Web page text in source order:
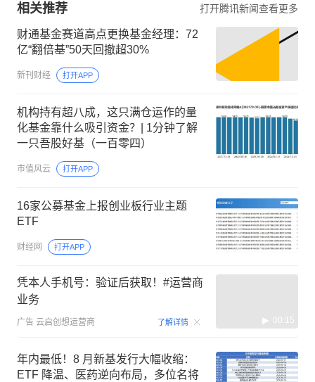
相关推荐 打开腾讯新闻查看更多
财通基金赛道高点更换基金经理：72
亿“翻倍基”50天回撤超30%
新刊财经 打开APP
机构持有超八成，这只满仓运作的量
化基金靠什么吸引资金？| 1分钟了解
一只吾股好基（一百零四）
市值风云 打开APP
16家公募基金上报创业板行业主题
ETF
财经网 打开APP
凭本人手机号：验证后获取！#运营商
业务
广告 云启创想运营商 了解详情 00:15
年内最低！8 月新基发行大幅收缩：
ETF 降温、医药逆向布局，多位名将